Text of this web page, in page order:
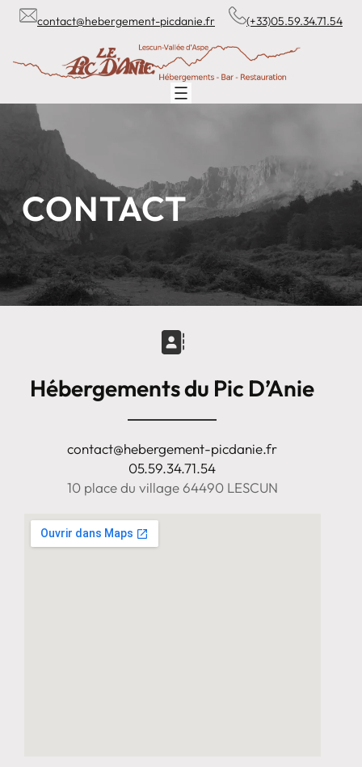
Aller
contact@hebergement-picdanie.fr (+33)05.59.34.71.54
CONTACT
Hébergements du Pic D’Anie
contact@hebergement-picdanie.fr
05.59.34.71.54
10 place du village 64490 LESCUN